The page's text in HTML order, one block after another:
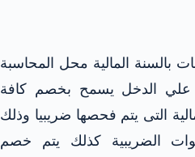
بالسنة المالية محل المحاسبة
علي الدخل يسمح بخصم كافة
التى يتم فحصها ضريبيا وذلك
الضريبية كذلك يتم خصم